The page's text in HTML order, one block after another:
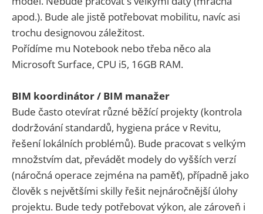
apod.). Bude ale jistě potřebovat mobilitu, navíc asi
trochu designovou záležitost.
Pořídíme mu Notebook nebo třeba něco ala
Microsoft Surface, CPU i5, 16GB RAM.
BIM koordinátor / BIM manažer
Bude často otevírat různé běžící projekty (kontrola
dodržování standardů, hygiena práce v Revitu,
řešení lokálních problémů). Bude pracovat s velkým
množstvím dat, převádět modely do vyšších verzí
(náročná operace zejména na paměť), případně jako
člověk s největšími skilly řešit nejnáročnější úlohy
projektu. Bude tedy potřebovat výkon, ale zároveň i